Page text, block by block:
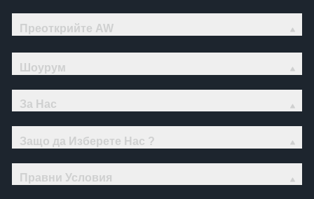
Преоткрийте AW
Шоурум
За Нас
Защо да Изберете Нас ?
Правни Условия